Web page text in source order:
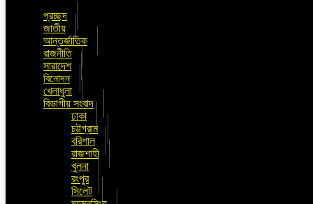
প্রচ্ছদ
জাতীয়
আন্তর্জাতিক
রাজনীতি
সারাদেশ
বিনোদন
খেলাধুলা
বিভাগীয় সংবাদ
ঢাকা
চট্টগ্রাম
বরিশাল
রাজশাহী
খুলনা
রংপুর
সিলেট